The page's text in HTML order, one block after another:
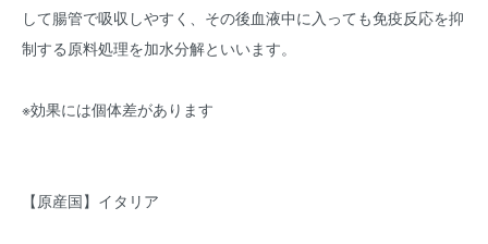
して腸管で吸収しやすく、その後血液中に入っても免疫反応を抑
制する原料処理を加水分解といいます。
※効果には個体差があります
【原産国】イタリア